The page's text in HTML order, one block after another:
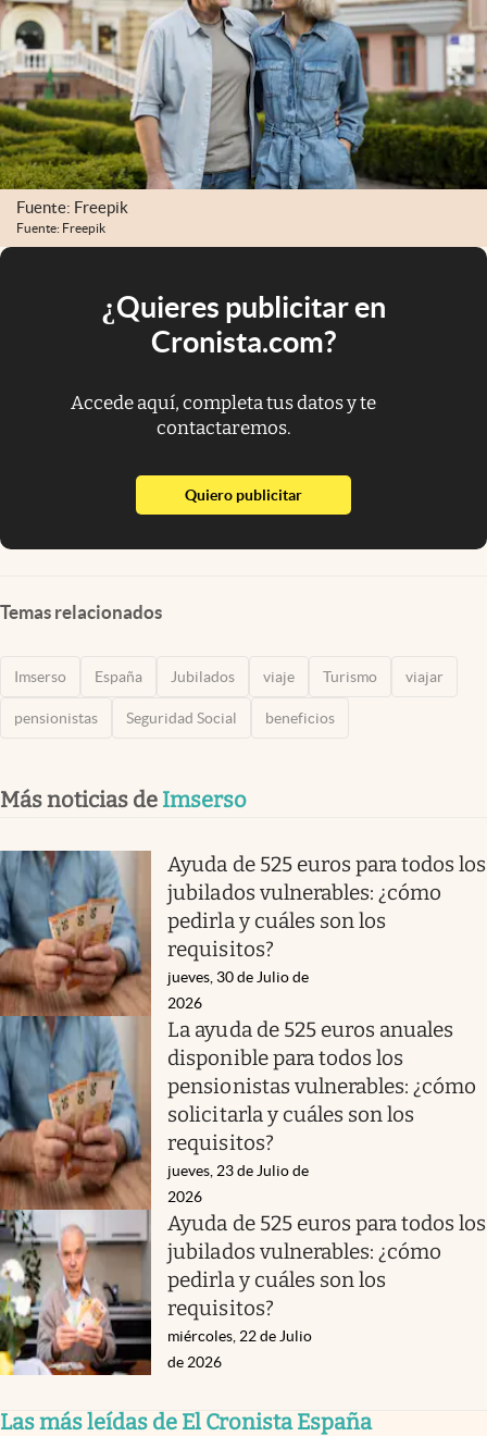
Fuente: Freepik
Fuente: Freepik
¿Quieres publicitar en
Cronista.com?
Accede aquí, completa tus datos y te
contactaremos.
Quiero publicitarabre en nueva pestaña
Temas relacionados
Imserso España Jubilados viaje Turismo viajar
pensionistas Seguridad Social beneficios
Más noticias de Imserso
Ayuda de 525 euros para todos los
jubilados vulnerables: ¿cómo
pedirla y cuáles son los
requisitos?
jueves, 30 de Julio de
2026
La ayuda de 525 euros anuales
disponible para todos los
pensionistas vulnerables: ¿cómo
solicitarla y cuáles son los
requisitos?
jueves, 23 de Julio de
2026
Ayuda de 525 euros para todos los
jubilados vulnerables: ¿cómo
pedirla y cuáles son los
requisitos?
miércoles, 22 de Julio
de 2026
Las más leídas de El Cronista España